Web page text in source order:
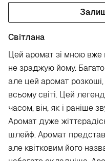
Світлана
Цей аромат зі мною вже
не зраджую йому.
але цей аромат
всьому світі. Цей
часом, він, як і раніше
Аромат дуже
шлейф. Аромат
але квітковим його